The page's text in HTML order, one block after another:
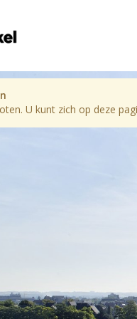
U kunt zich op deze